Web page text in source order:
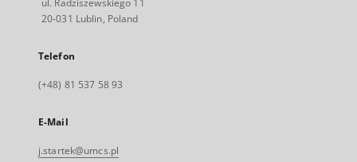
ul. Radziszewskiego 11
20-031 Lublin, Poland
Telefon
(+48) 81 537 58 93
E-Mail
j.startek@umcs.pl